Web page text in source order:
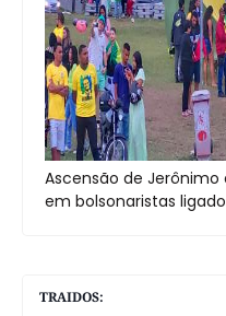
Ascensão de
em bolsonaristas
TRAIDOS: